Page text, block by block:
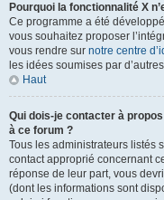
Pourquoi la fonctionnalité X
Ce programme a été
vous souhaitez proposer
vous rendre sur notre centre
les idées soumises par
Haut
Qui dois-je contacter à
à ce forum ?
Tous les administrateurs listés
contact approprié concernant
réponse de leur part, vous
(dont les informations sont